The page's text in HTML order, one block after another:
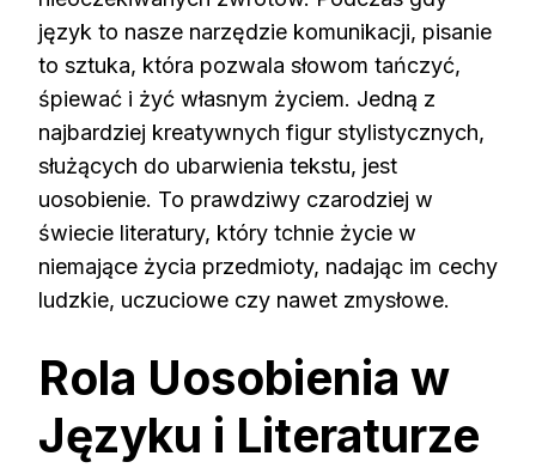
język to nasze narzędzie komunikacji, pisanie
to sztuka, która pozwala słowom tańczyć,
śpiewać i żyć własnym życiem. Jedną z
najbardziej kreatywnych figur stylistycznych,
służących do ubarwienia tekstu, jest
uosobienie. To prawdziwy czarodziej w
świecie literatury, który tchnie życie w
niemające życia przedmioty, nadając im cechy
ludzkie, uczuciowe czy nawet zmysłowe.
Rola Uosobienia w
Języku i Literaturze